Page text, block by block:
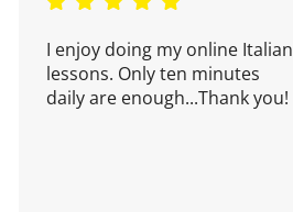
I enjoy doing my online Italian
lessons. Only ten minutes
daily are enough...Thank you!